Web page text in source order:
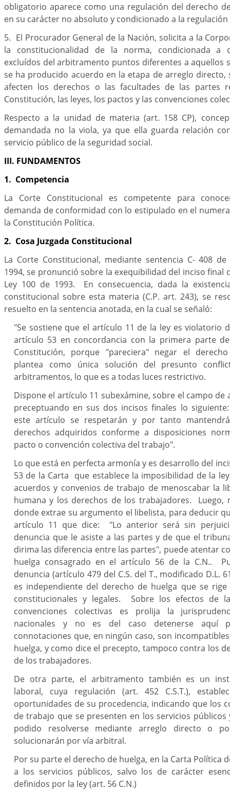
obligatorio aparece como una regulación del derecho
en su carácter no absoluto y condicionado a la regulación
5. El Procurador General de la Nación, solicita a la
la constitucionalidad de la norma, condicionada a
excluídos del arbitramento puntos diferentes a aquellos
se ha producido acuerdo en la etapa de arreglo directo,
afecten los derechos o las facultades de las partes
Constitución, las leyes, los pactos y las convenciones
Respecto a la unidad de materia (art. 158 CP),
demandada no la viola, ya que ella guarda relación
servicio público de la seguridad social.
III. FUNDAMENTOS
1. Competencia
La Corte Constitucional es competente para
demanda de conformidad con lo estipulado en el
la Constitución Política.
2. Cosa Juzgada Constitucional
La Corte Constitucional, mediante sentencia C- 408
1994, se pronunció sobre la exequibilidad del inciso final
Ley 100 de 1993. En consecuencia, dada la
constitucional sobre esta materia (C.P. art. 243), se
resuelto en la sentencia anotada, en la cual se señaló:
"Se sostiene que el artículo 11 de la ley es violatorio
artículo 53 en concordancia con la primera parte
Constitución, porque "pareciera" negar el
plantea como única solución del presunto
arbitramentos, lo que es a todas luces restrictivo.
Dispone el artículo 11 subexámine, sobre el campo de
preceptuando en sus dos incisos finales lo
este artículo se respetarán y por tanto
derechos adquiridos conforme a disposiciones
pacto o convención colectiva del trabajo".
Lo que está en perfecta armonía y es desarrollo del
53 de la Carta que establece la imposibilidad de la
acuerdos y convenios de trabajo de menoscabar la
humana y los derechos de los trabajadores. Luego,
donde extrae su argumento el libelista, para deducir
artículo 11 que dice: "Lo anterior será sin
denuncia que le asiste a las partes y de que el
dirima las diferencia entre las partes", puede atentar
huelga consagrado en el artículo 56 de la C.N..
denuncia (artículo 479 del C.S. del T., modificado D.L.
es independiente del derecho de huelga que se
constitucionales y legales. Sobre los efectos de
convenciones colectivas es prolija la
nacionales y no es del caso detenerse aquí
connotaciones que, en ningún caso, son
huelga, y como dice el precepto, tampoco contra los
de los trabajadores.
De otra parte, el arbitramento también es un
laboral, cuya regulación (art. 452 C.S.T.),
oportunidades de su procedencia, indicando que los
de trabajo que se presenten en los servicios
podido resolverse mediante arreglo directo o
solucionarán por vía arbitral.
Por su parte el derecho de huelga, en la Carta Política
a los servicios públicos, salvo los de carácter
definidos por la ley (art. 56 C.N.)